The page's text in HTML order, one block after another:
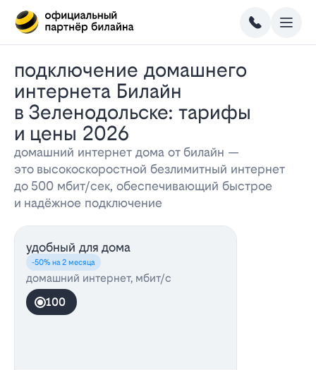
Подключение домашнего
интернета Билайн
в Зеленодольске: тарифы
и цены 2026
домашний интернет дома от билайн —
это высокоскоростной безлимитный интернет
до 500 мбит/сек, обеспечивающий быстрое
и надёжное подключение
удобный для дома
-50% на 2 месяца
домашний интернет, мбит/с
100